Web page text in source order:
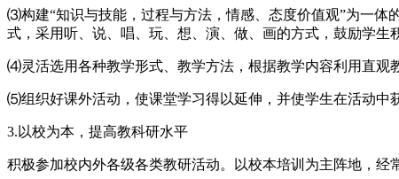
⑶构建“知识与技能，过程与方法，情感、态度价值观”为一体
式，采用听、说、唱、玩、想、演、做、画的方式，鼓励学生
⑷灵活选用各种教学形式、教学方法，根据教学内容利用直观
⑸组织好课外活动，使课堂学习得以延伸，并使学生在活动中
3.以校为本，提高教科研水平
积极参加校内外各级各类教研活动。以校本培训为主阵地，经